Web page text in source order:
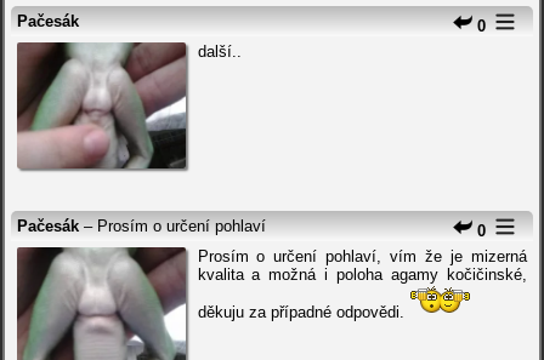
0
Pačesák
další..
0
Pačesák– Prosím o určení pohlaví
Prosím o určení pohlaví, vím že je mizerná
kvalita a možná i poloha agamy kočičinské,
děkuju za případné odpovědi.